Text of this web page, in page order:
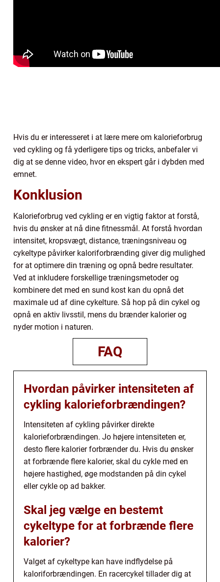
Hvis du er interesseret i at lære mere om kalorieforbrug
ved cykling og få yderligere tips og tricks, anbefaler vi
dig at se denne video, hvor en ekspert går i dybden med
emnet.
Konklusion
Kalorieforbrug ved cykling er en vigtig faktor at forstå,
hvis du ønsker at nå dine fitnessmål. At forstå hvordan
intensitet, kropsvægt, distance, træningsniveau og
cykeltype påvirker kaloriforbrænding giver dig mulighed
for at optimere din træning og opnå bedre resultater.
Ved at inkludere forskellige træningsmetoder og
kombinere det med en sund kost kan du opnå det
maximale ud af dine cykelture. Så hop på din cykel og
opnå en aktiv livsstil, mens du brænder kalorier og
nyder motion i naturen.
FAQ
Hvordan påvirker intensiteten af
cykling kalorieforbrændingen?
Intensiteten af cykling påvirker direkte
kalorieforbrændingen. Jo højere intensiteten er,
desto flere kalorier forbrænder du. Hvis du ønsker
at forbrænde flere kalorier, skal du cykle med en
højere hastighed, øge modstanden på din cykel
eller cykle op ad bakker.
Skal jeg vælge en bestemt
cykeltype for at forbrænde flere
kalorier?
Valget af cykeltype kan have indflydelse på
kaloriforbrændingen. En racercykel tillader dig at